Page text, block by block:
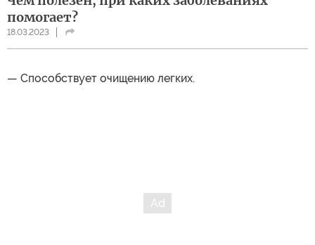
помогает?
18.03.2023
— Способствует очищению легких.